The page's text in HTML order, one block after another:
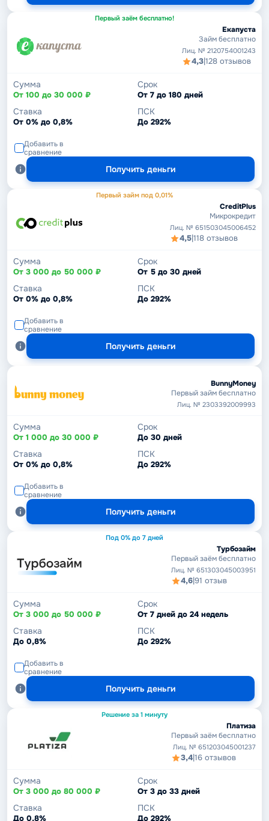
Первый заём бесплатно!
Екапуста
Займ бесплатно
Лиц. № 2120754001243
4,3|128 отзывов
Сумма
От 100 до 30 000 ₽
Срок
От 7 до 180 дней
Ставка
От 0% до 0,8%
ПСК
До 292%
Добавить в
сравнение
Получить деньги
Первый займ под 0,01%
CreditPlus
Микрокредит
Лиц. № 651503045006452
4,5|118 отзывов
Сумма
От 3 000 до 50 000 ₽
Срок
От 5 до 30 дней
Ставка
От 0% до 0,8%
ПСК
До 292%
Добавить в
сравнение
Получить деньги
BunnyMoney
Первый займ бесплатно
Лиц. № 2303392009993
Сумма
От 1 000 до 30 000 ₽
Срок
До 30 дней
Ставка
От 0% до 0,8%
ПСК
До 292%
Добавить в
сравнение
Получить деньги
Под 0% до 7 дней
Турбозайм
Первый заём бесплатно
Лиц. № 651303045003951
4,6|91 отзыв
Сумма
От 3 000 до 50 000 ₽
Срок
От 7 дней до 24 недель
Ставка
До 0,8%
ПСК
До 292%
Добавить в
сравнение
Получить деньги
Решение за 1 минуту
Платиза
Первый заём бесплатно
Лиц. № 651203045001237
3,4|16 отзывов
Сумма
От 3 000 до 80 000 ₽
Срок
От 3 до 33 дней
Ставка
До 0,8%
ПСК
До 292%